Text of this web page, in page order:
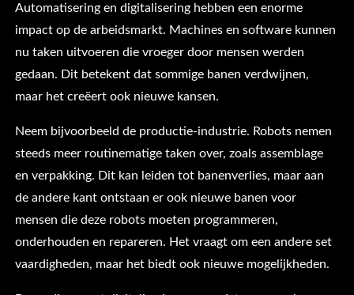
Automatisering en digitalisering hebben een enorme
impact op de arbeidsmarkt. Machines en software kunnen
nu taken uitvoeren die vroeger door mensen werden
gedaan. Dit betekent dat sommige banen verdwijnen,
maar het creëert ook nieuwe kansen.
Neem bijvoorbeeld de productie-industrie. Robots nemen
steeds meer routinematige taken over, zoals assemblage
en verpakking. Dit kan leiden tot banenverlies, maar aan
de andere kant ontstaan er ook nieuwe banen voor
mensen die deze robots moeten programmeren,
onderhouden en repareren. Het vraagt om een andere set
vaardigheden, maar het biedt ook nieuwe mogelijkheden.